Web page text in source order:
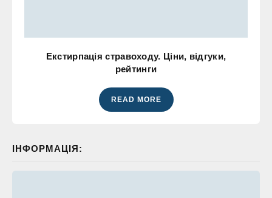
Екстирпація стравоходу. Ціни, відгуки,
рейтинги
READ MORE
ІНФОРМАЦІЯ: